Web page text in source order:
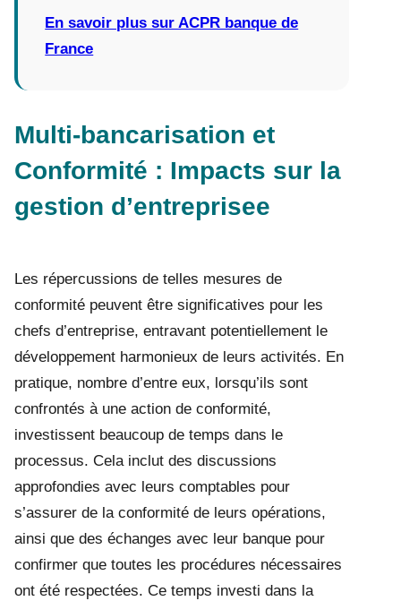
En savoir plus sur ACPR banque de
France
Multi-bancarisation et
Conformité : Impacts sur la
gestion d’entreprisee
Les répercussions de telles mesures de
conformité peuvent être significatives pour les
chefs d’entreprise, entravant potentiellement le
développement harmonieux de leurs activités. En
pratique, nombre d’entre eux, lorsqu’ils sont
confrontés à une action de conformité,
investissent beaucoup de temps dans le
processus. Cela inclut des discussions
approfondies avec leurs comptables pour
s’assurer de la conformité de leurs opérations,
ainsi que des échanges avec leur banque pour
confirmer que toutes les procédures nécessaires
ont été respectées. Ce temps investi dans la